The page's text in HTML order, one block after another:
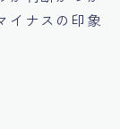
イナスの印象